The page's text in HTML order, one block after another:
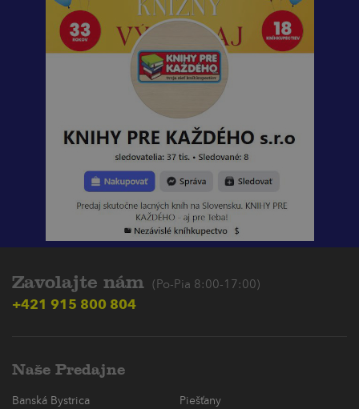
Zavolajte nám (Po-Pia 8:00-17:00)
+421 915 800 804
Naše Predajne
Banská Bystrica
Piešťany